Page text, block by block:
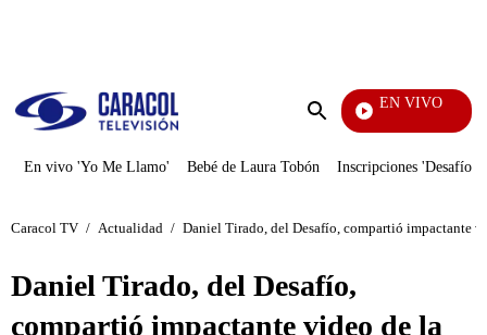
Enviar
EN VIVO
Mi Pecado
En vivo 'Yo Me Llamo' Bebé de Laura Tobón Inscripciones 'Desafío'
Caracol TV / Actualidad / Daniel Tirado, del Desafío, compartió impactante
Daniel Tirado, del Desafío,
compartió impactante video de la